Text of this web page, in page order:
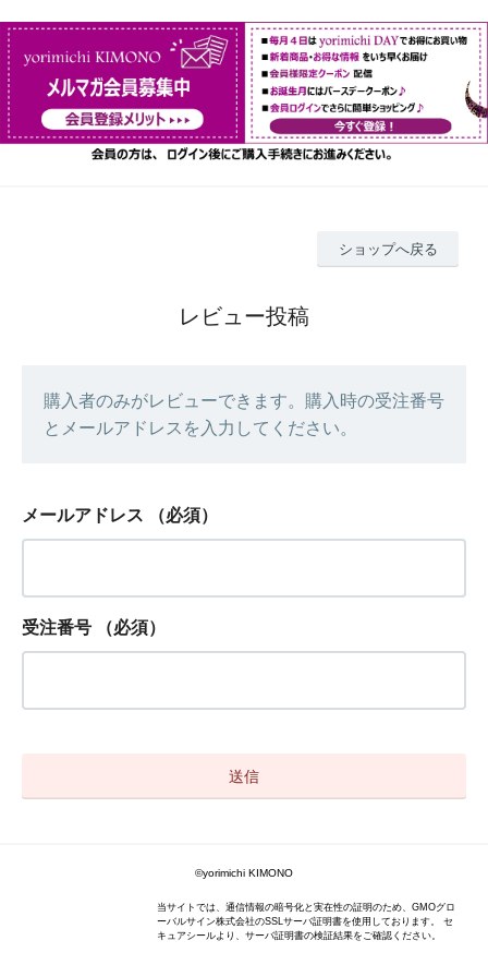
ショップへ戻る
レビュー投稿
購入者のみがレビューできます。購入時の受注番号
とメールアドレスを入力してください。
メールアドレス （必須）
受注番号 （必須）
©yorimichi KIMONO
当サイトでは、通信情報の暗号化と実在性の証明のため、GMOグロ
ーバルサイン株式会社のSSLサーバ証明書を使用しております。 セ
キュアシールより、サーバ証明書の検証結果をご確認ください。